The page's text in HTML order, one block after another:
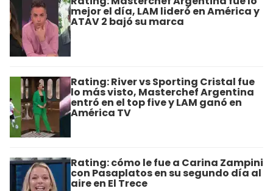
mejor el día, LAM lideró en América y
ATAV 2 bajó su marca
Rating: River vs Sporting Cristal fue
lo más visto, Masterchef Argentina
entró en el top five y LAM ganó en
América TV
Rating: cómo le fue a Carina Zampini
con Pasaplatos en su segundo día al
aire en El Trece